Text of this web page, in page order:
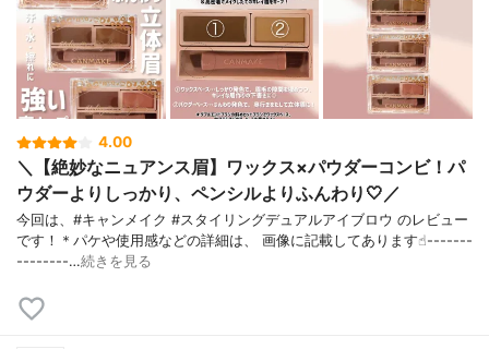
4.00
＼【絶妙なニュアンス眉】ワックス×パウダーコンビ！パ
ウダーよりしっかり、ペンシルよりふんわり🤍／
今回は、#キャンメイク #スタイリングデュアルアイブロウ のレビュー
です！＊パケや使用感などの詳細は、 画像に記載してあります☝︎-------
--------…続きを見る